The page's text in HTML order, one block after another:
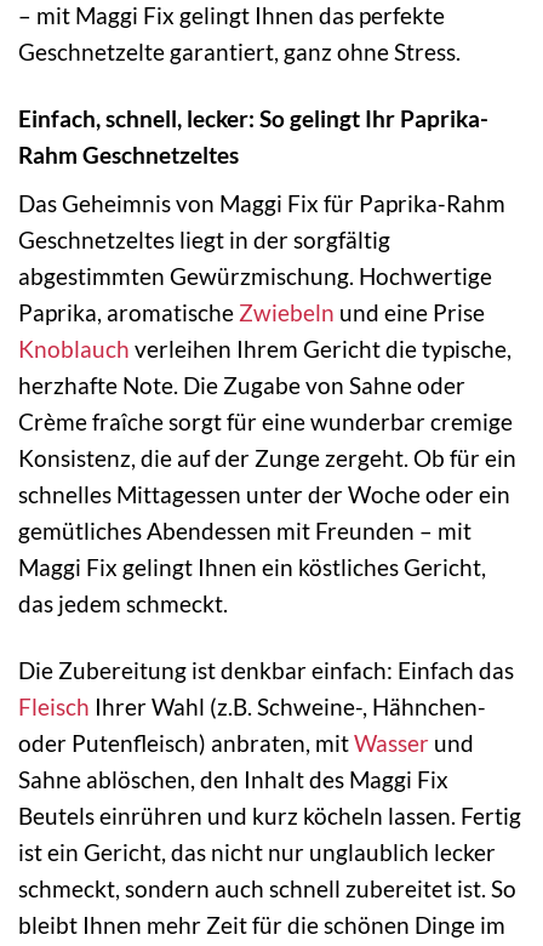
– mit Maggi Fix gelingt Ihnen das perfekte
Geschnetzelte garantiert, ganz ohne Stress.
Einfach, schnell, lecker: So gelingt Ihr Paprika-
Rahm Geschnetzeltes
Das Geheimnis von Maggi Fix für Paprika-Rahm
Geschnetzeltes liegt in der sorgfältig
abgestimmten Gewürzmischung. Hochwertige
Paprika, aromatische Zwiebeln und eine Prise
Knoblauch verleihen Ihrem Gericht die typische,
herzhafte Note. Die Zugabe von Sahne oder
Crème fraîche sorgt für eine wunderbar cremige
Konsistenz, die auf der Zunge zergeht. Ob für ein
schnelles Mittagessen unter der Woche oder ein
gemütliches Abendessen mit Freunden – mit
Maggi Fix gelingt Ihnen ein köstliches Gericht,
das jedem schmeckt.
Die Zubereitung ist denkbar einfach: Einfach das
Fleisch Ihrer Wahl (z.B. Schweine-, Hähnchen-
oder Putenfleisch) anbraten, mitWasser und
Sahne ablöschen, den Inhalt des Maggi Fix
Beutels einrühren und kurz köcheln lassen. Fertig
ist ein Gericht, das nicht nur unglaublich lecker
schmeckt, sondern auch schnell zubereitet ist. So
bleibt Ihnen mehr Zeit für die schönen Dinge im